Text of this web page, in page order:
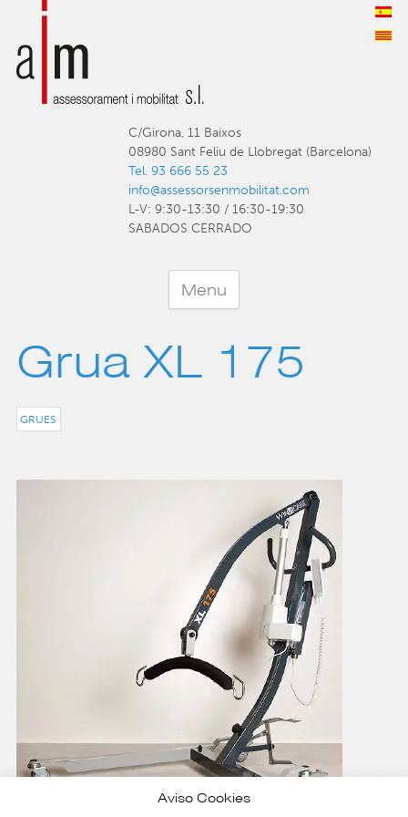
C/Girona, 11 Baixos
08980 Sant Feliu de Llobregat (Barcelona)
Tel. 93 666 55 23
info@assessorsenmobilitat.com
L-V: 9:30-13:30 / 16:30-19:30
SABADOS CERRADO
Menu
Grua XL 175
GRUES
Aviso Cookies